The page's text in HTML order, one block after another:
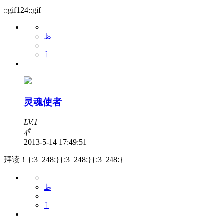
::gif124::gif
ظ
ٱ
灵魂使者
LV.1
4#
2013-5-14 17:49:51
拜读！{:3_248:}{:3_248:}{:3_248:}
ظ
ٱ